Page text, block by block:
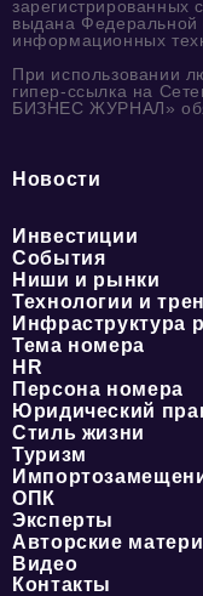
зарегистрированных
выдана Федеральной
информационных
При использовании
гипер-ссылка на
БИЗНЕС ЖУРНАЛ»
Новости
Инвестиции
События
Ниши и рынки
Технологии и
Инфраструктура
Тема номера
HR
Персона номера
Юридический
Стиль жизни
Туризм
ОПК
Эксперты
Авторские
Видео
Контакты